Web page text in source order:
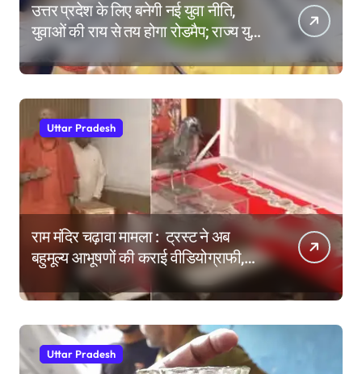
उत्तर प्रदेश के लिए बनेगी नई युवा नीति,
युवाओं की राय से तय होगा रोडमैप; राज्य युवा
आयोग के गठन पर भी मंथन
Uttar Pradesh
राम मंदिर चढ़ावा मामला : ट्रस्ट ने अब
बहुमूल्य आभूषणों की कराई वीडियोग्राफी,
वेबसाइट पर दिखाने की तैयारी
Uttar Pradesh